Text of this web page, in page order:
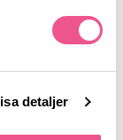
detaljer